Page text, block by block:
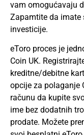
vam omogućavaju
Zapamtite da imate
investicije.
eToro proces je
Coin UK.
kreditne/debitne
opcije za polaganje
računu da kupite
ime bez dodatnih
prodate. Možete